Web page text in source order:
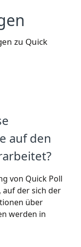
zu Quick
auf den
von Quick Poll
auf der sich der
über
werden in